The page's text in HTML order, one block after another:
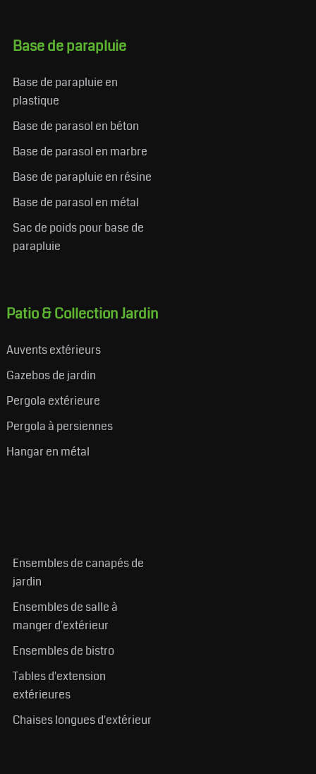
Base de parapluie
Base de parapluie en
plastique
Base de parasol en béton
Base de parasol en marbre
Base de parapluie en résine
Base de parasol en métal
Sac de poids pour base de
parapluie
Patio & Collection Jardin
Auvents extérieurs
Gazebos de jardin
Pergola extérieure
Pergola à persiennes
Hangar en métal
Ensembles de canapés de
jardin
Ensembles de salle à
manger d'extérieur
Ensembles de bistro
Tables d'extension
extérieures
Chaises longues d'extérieur